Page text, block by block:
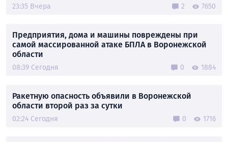
23:35 Вчера 2 7650
Предприятия, дома и машины повреждены при
самой массированной атаке БПЛА в Воронежской
области
08:39 Сегодня 0 1884
Ракетную опасность объявили в Воронежской
области второй раз за сутки
02:24 Сегодня 0 1716